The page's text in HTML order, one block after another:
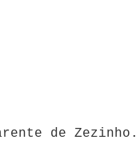
de Zezinho.